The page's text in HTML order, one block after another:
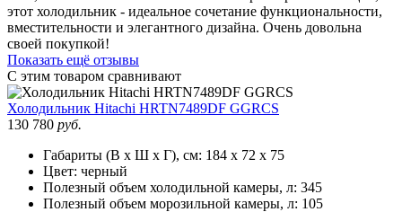
этот холодильник - идеальное сочетание функциональности,
вместительности и элегантного дизайна. Очень довольна
своей покупкой!
Показать ещё отзывы
С этим товаром сравнивают
Холодильник Hitachi HRTN7489DF GGRCS
130 780 руб.
Габариты (В х Ш х Г), см: 184 х 72 х 75
Цвет: черный
Полезный объем холодильной камеры, л: 345
Полезный объем морозильной камеры, л: 105